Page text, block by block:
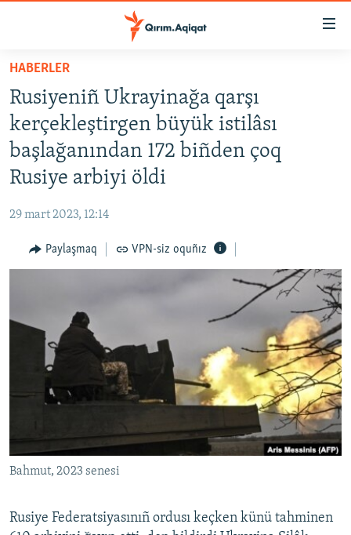
Esas
qaytmaq
Baş
navigatsiyağa
qaytmaq
Qıdıruvğa
SİYASET
İQTİSADİYAT
CEMİYET
İNSAN AQLARI
VİDEO
Русский
Українською
QOŞULIÑIZ!
RFE/RS bütün saytları
HABERLER
Rusiyeniñ Ukrayinağa qarşı
kerçekleştirgen büyük istilâsı
başlağanından 172 biñden çoq
Rusiye arbiyi öldi
29 mart 2023, 12:14
Paylaşmaq VPN-siz oquñız
Bahmut, 2023 senesi
Rusiye Federatsiyasınıñ ordusı keçken künü tahminen